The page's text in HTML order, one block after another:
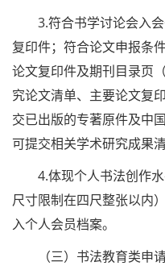
3.符合书学讨论会入
复印件；符合论文申报条
论文复印件及期刊目录页
究论文清单、主要论文复
交已出版的专著原件及中
可提交相关学术研究成果
4.体现个人书法创作
尺寸限制在四尺整张以内
入个人会员档案。
（三）书法教育类申